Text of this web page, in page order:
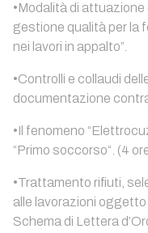
•Modalità di
gestione qualità per la
nei lavori in appalto”.
•Controlli e collaudi
documentazione
•Il fenomeno
“Primo soccorso“. (4
•Trattamento rifiuti,
alle lavorazioni oggetto
Schema di Lettera